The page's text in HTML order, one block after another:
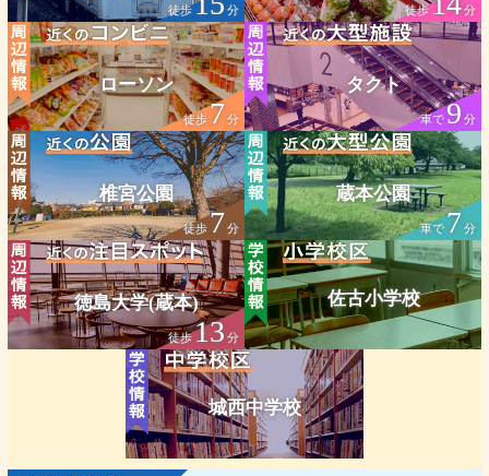
徒歩 分 徒歩 分
ローソン
徒歩7分
タクト
車で9分
椎宮公園
徒歩7分
蔵本公園
車で7分
徳島大学(蔵本)
徒歩13 分
佐古小学校
城西中学校